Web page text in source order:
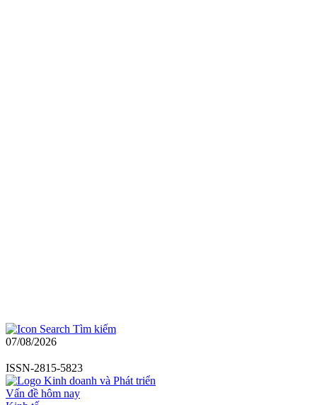
Tìm kiếm
07/08/2026
ISSN-2815-5823
Vấn đề hôm nay